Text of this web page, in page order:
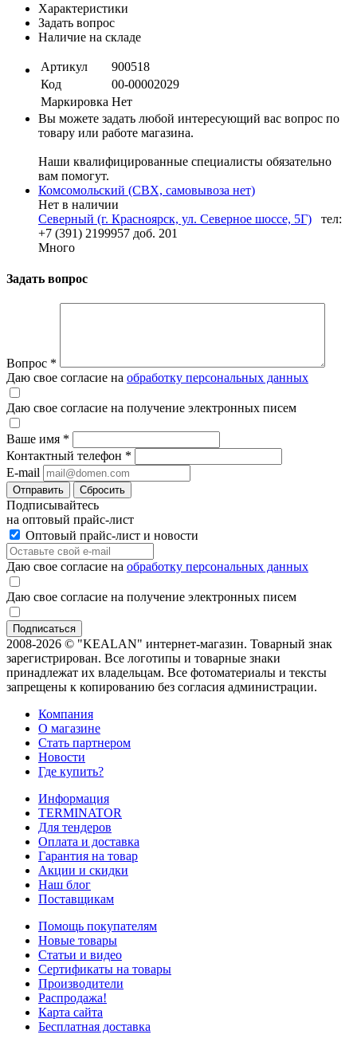
Характеристики
Задать вопрос
Наличие на складе
Артикул
900518
Код
00-00002029
Маркировка Нет
Вы можете задать любой интересующий вас вопрос по
товару или работе магазина.
Наши квалифицированные специалисты обязательно
вам помогут.
Комсомольский (СВХ, самовывоза нет)
Нет в наличии
Северный (г. Красноярск, ул. Северное шоссе, 5Г)
тел:
+7 (391) 2199957 доб. 201
Много
Задать вопрос
Вопрос *
Даю свое согласие на обработку персональных данных
Даю свое согласие на получение электронных писем
Ваше имя *
Контактный телефон *
E-mail
Отправить Сбросить
Подписывайтесь
на оптовый прайс-лист
Оптовый прайс-лист и новости
Даю свое согласие на обработку персональных данных
Даю свое согласие на получение электронных писем
2008-2026 © "KEALAN" интернет-магазин. Товарный знак
зарегистрирован. Все логотипы и товарные знаки
принадлежат их владельцам. Все фотоматериалы и тексты
запрещены к копированию без согласия администрации.
Компания
О магазине
Стать партнером
Новости
Где купить?
Информация
TERMINATOR
Для тендеров
Оплата и доставка
Гарантия на товар
Акции и скидки
Наш блог
Поставщикам
Помощь покупателям
Новые товары
Статьи и видео
Сертификаты на товары
Производители
Распродажа!
Карта сайта
Бесплатная доставка